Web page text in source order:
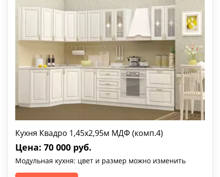
Кухня Квадро 1,45х2,95м МДФ (комп.4)
Цена: 70 000 руб.
Модульная кухня: цвет и размер можно изменить